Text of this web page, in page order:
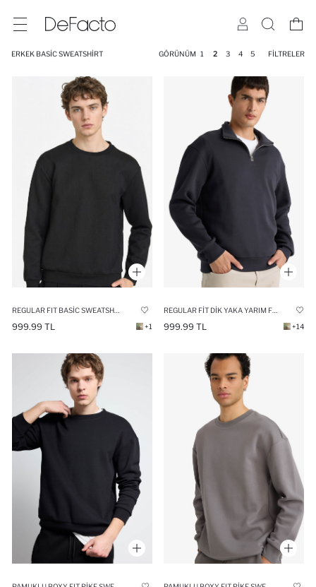
ERKEK BASIC SWEATSHIRT GÖRÜNÜM 1 2 3 4 5 FILTRELER
999.99 TL +1 999.99 TL +14